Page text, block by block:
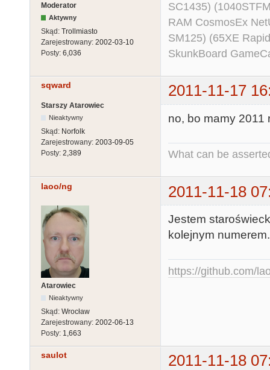
Moderator
Aktywny
Skąd: Trollmiasto
Zarejestrowany: 2002-03-10
Posty: 6,036
SC1435)
RAM CosmosEx
SM125) (65XE
SkunkBoard
sqward 2011-11-17
Starszy Atarowiec
Nieaktywny
Skąd: Norfolk
Zarejestrowany: 2003-09-05
Posty: 2,389
no, bo mamy 2011
What can be
laoo/ng 2011-11-18
Atarowiec
Nieaktywny
Skąd: Wrocław
Zarejestrowany: 2002-06-13
Posty: 1,663
Jestem
kolejnym
https://github.com/
saulot 2011-11-18